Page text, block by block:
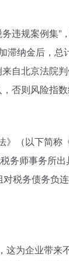
违规案例集
纳金后，
自北京法
否则风险指数
（以下简
师事务所
税务债务
为企业带